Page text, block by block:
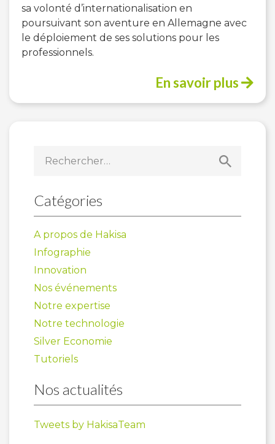
sa volonté d’internationalisation en
poursuivant son aventure en Allemagne avec
le déploiement de ses solutions pour les
professionnels.
En savoir plus
Catégories
A propos de Hakisa
Infographie
Innovation
Nos événements
Notre expertise
Notre technologie
Silver Economie
Tutoriels
Nos actualités
Tweets by HakisaTeam